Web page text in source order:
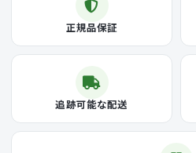
正規品保証
追跡可能な配送